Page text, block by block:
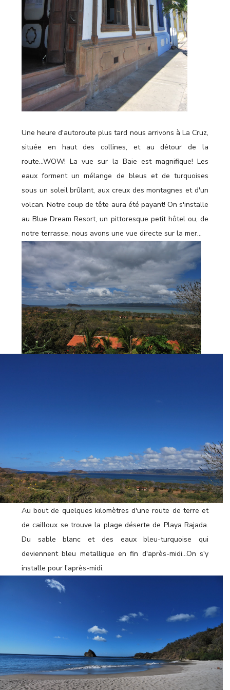
Une heure d'autoroute plus tard nous arrivons à La Cruz,
située en haut des collines, et au détour de la
route...WOW! La vue sur la Baie est magnifique! Les
eaux forment un mélange de bleus et de turquoises
sous un soleil brûlant, aux creux des montagnes et d'un
volcan. Notre coup de tête aura été payant! On s'installe
au Blue Dream Resort, un pittoresque petit hôtel ou, de
notre terrasse, nous avons une vue directe sur la mer...
Au bout de quelques kilomètres d'une route de terre et
de cailloux se trouve la plage déserte de Playa Rajada.
Du sable blanc et des eaux bleu-turquoise qui
deviennent bleu metallique en fin d'après-midi...On s'y
installe pour l'après-midi.